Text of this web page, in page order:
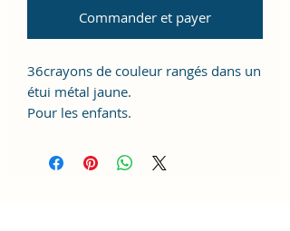
Commander et payer
36crayons de couleur rangés dans un
étui métal jaune.
Pour les enfants.